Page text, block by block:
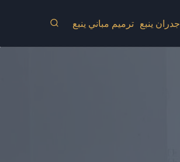
ينبع ترميم مباني ينبع